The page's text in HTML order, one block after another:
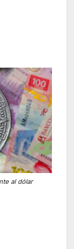
al dólar